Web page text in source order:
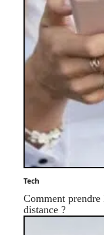
Tech
Comment prendre
distance ?